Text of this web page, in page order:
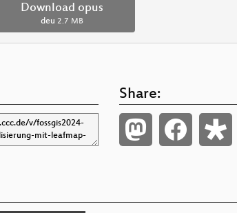
Download opus
deu 2.7 MB
Share: